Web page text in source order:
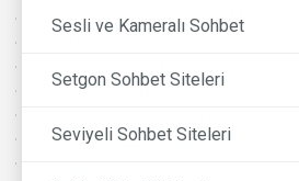
Sesli ve Kameralı Sohbet
Setgon Sohbet Siteleri
Seviyeli Sohbet Siteleri